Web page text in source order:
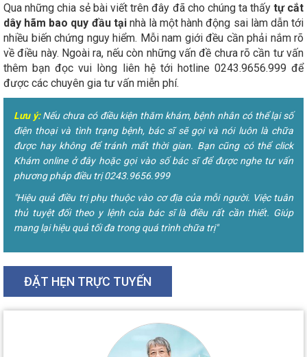
Qua những chia sẻ bài viết trên đây đã cho chúng ta thấytự cắt
dây hãm bao quy đầu tại nhà là một hành động sai làm dẫn tới
nhiều biến chứng nguy hiểm. Mỗi nam giới đều cần phải nắm rõ
về điều này. Ngoài ra, nếu còn những vấn đề chưa rõ cần tư vấn
thêm bạn đọc vui lòng liên hệ tới hotline 0243.9656.999 để
được các chuyên gia tư vấn miễn phí.
Lưu ý:Nếu chưa có điều kiện thăm khám, bệnh nhân có thể lại số
điện thoại và tình trạng bệnh, bác sĩ sẽ gọi và nói luôn là chữa
được hay không để tránh mất thời gian. Bạn cũng có thể click
Khám online ở đây hoặc gọi vào số bác sĩ để được nghe tư vấn
phương pháp điều trị 0243.9656.999
"Hiệu quả điều trị phụ thuộc vào cơ địa của mỗi người. Việc tuân
thủ tuyệt đối theo y lệnh của bác sĩ là điều rất cần thiết. Giúp
mang lại hiệu quả tối đa trong quá trình chữa trị"
ĐẶT HẸN TRỰC TUYẾN